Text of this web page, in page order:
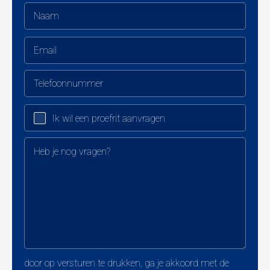
LED-achterlichten
Automatische licht- en regensensor
Elektrisch inklapbare en verwarmde buitenspiegels met
geheugenfunctie
Verwarmde en akoestische voorruit
Elektrische kofferklep
Interieur
Zwart leder/Mono.pur 550 interieur
Lunar Silver accenten
Ik wil een proefrit aanvragen
door op versturen te drukken, ga je akkoord met de